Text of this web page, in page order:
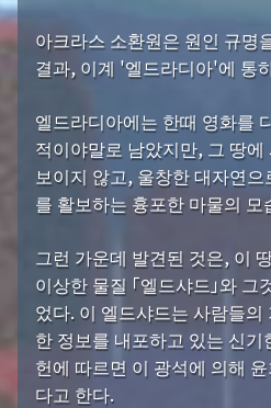
아크라스 소환원은 원인 규명
결과, 이계 '엘드라디아'에 통
엘드라디아에는 한때 영화를
적이야말로 남았지만, 그 땅
보이지 않고, 울창한 대자연
를 활보하는 흉포한 마물의
그런 가운데 발견된 것은, 이
이상한 물질 「엘드샤드」와
었다. 이 엘드샤드는 사람들
한 정보를 내포하고 있는 신
헌에 따르면 이 광석에 의해
다고 한다.